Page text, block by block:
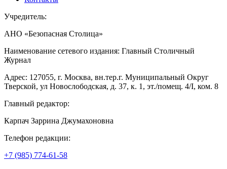
Учредитель:
АНО «Безопасная Столица»
Наименование сетевого издания: Главный Столичный
Журнал
Адрес: 127055, г. Москва, вн.тер.г. Муниципальный Округ
Тверской, ул Новослободская, д. 37, к. 1, эт./помещ. 4/I, ком. 8
Главный редактор:
Карпач Заррина Джумахоновна
Телефон редакции:
+7 (985) 774-61-58